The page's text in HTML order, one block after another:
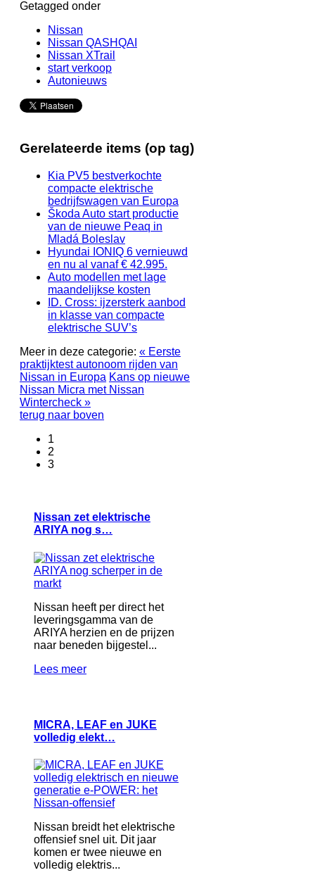
Getagged onder
Nissan
Nissan QASHQAI
Nissan XTrail
start verkoop
Autonieuws
Gerelateerde items (op tag)
Kia PV5 bestverkochte
compacte elektrische
bedrijfswagen van Europa
Škoda Auto start productie
van de nieuwe Peaq in
Mladá Boleslav
Hyundai IONIQ 6 vernieuwd
en nu al vanaf € 42.995.
Auto modellen met lage
maandelijkse kosten
ID. Cross: ijzersterk aanbod
in klasse van compacte
elektrische SUV’s
Meer in deze categorie: « Eerste
praktijktest autonoom rijden van
Nissan in Europa Kans op nieuwe
Nissan Micra met Nissan
Wintercheck »
terug naar boven
1
2
3
Nissan zet elektrische
ARIYA nog s…
Nissan heeft per direct het
leveringsgamma van de
ARIYA herzien en de prijzen
naar beneden bijgestel...
Lees meer
MICRA, LEAF en JUKE
volledig elekt…
Nissan breidt het elektrische
offensief snel uit. Dit jaar
komen er twee nieuwe en
volledig elektris...